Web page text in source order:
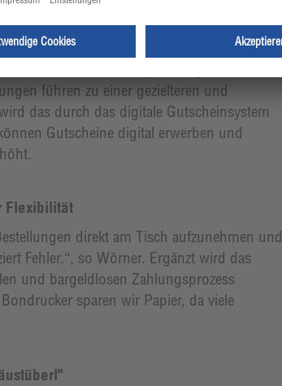
Highlight. Es liefert in Echtzeit wichtige
Ob es um die Preisgestaltung oder die
führen zu einer gezielteren und
das durch das digitale Gutscheinsystem
Gutscheine digital erwerben und
Flexibilität
direkt am Tisch aufzunehmen und
Fehler.“, so Wörner. Ergänzt wird das
und bargeldlosen Zahlungsprozess
sparen wir Papier, da viele